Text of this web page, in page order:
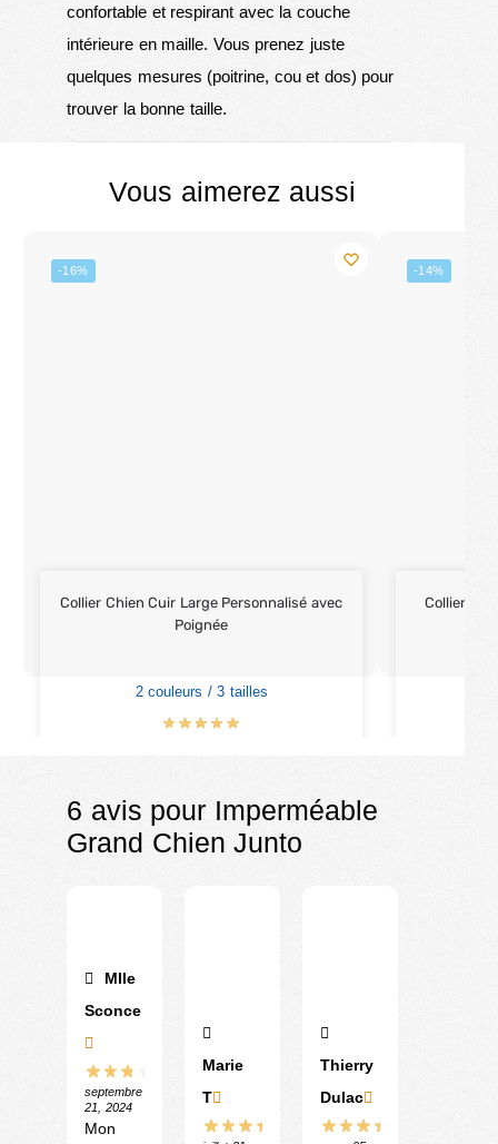
confortable et respirant avec la couche
intérieure en maille. Vous prenez juste
quelques mesures (poitrine, cou et dos) pour
trouver la bonne taille.
Vous aimerez aussi
-16%
Collier Chien Cuir Large Personnalisé avec
Poignée
2 couleurs / 3 tailles
-14%
Collier
6 avis pour Imperméable
Grand Chien Junto
Mlle
Sconce
septembre
21, 2024
Mon
Marie
T
Thierry
Dulac